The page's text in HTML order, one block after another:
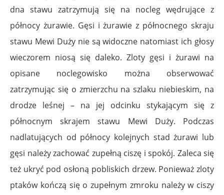
dna stawu zatrzymują się na nocleg wędrujące z
północy żurawie. Gęsi i żurawie z północnego skraju
stawu Mewi Duży nie są widoczne natomiast ich głosy
wieczorem niosą się daleko. Zloty gęsi i żurawi na
opisane noclegowisko można obserwować
zatrzymując się o zmierzchu na szlaku niebieskim, na
drodze leśnej – na jej odcinku stykającym się z
północnym skrajem stawu Mewi Duży. Podczas
nadlatujących od północy kolejnych stad żurawi lub
gęsi należy zachować zupełną ciszę i spokój. Zaleca się
też ukryć pod osłoną pobliskich drzew. Ponieważ zloty
ptaków kończą się o zupełnym zmroku należy w ciszy